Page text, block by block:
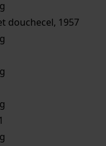
douchecel, 1957